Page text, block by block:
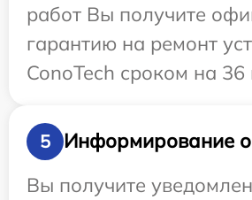
работ Вы получите
гарантию на ремонт
ConoTech сроком на 36
5
Информирование о
Вы получите